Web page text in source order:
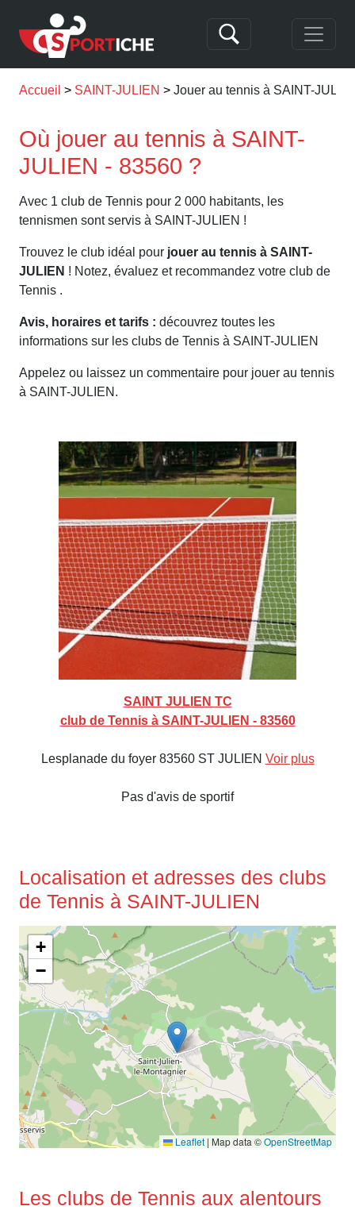
Accueil SAINT-JULIEN Jouer au tennis à SAINT-
Où jouer au tennis à SAINT-
JULIEN - 83560 ?
Avec 1 club de Tennis pour 2 000 habitants, les
tennismen sont servis à SAINT-JULIEN !
Trouvez le club idéal pour jouer au tennis à SAINT-
JULIEN ! Notez, évaluez et recommandez votre club de
Tennis .
Avis, horaires et tarifs : découvrez toutes les
informations sur les clubs de Tennis à SAINT-JULIEN
Appelez ou laissez un commentaire pour jouer au tennis
à SAINT-JULIEN.
SAINT JULIEN TC
club de Tennis à SAINT-JULIEN - 83560
Lesplanade du foyer 83560 ST JULIEN Voir plus
Pas d'avis de sportif
Localisation et adresses des clubs
de Tennis à SAINT-JULIEN
+
−
Leaflet | Map data ©OpenStreetMap
Les clubs de Tennis aux alentours